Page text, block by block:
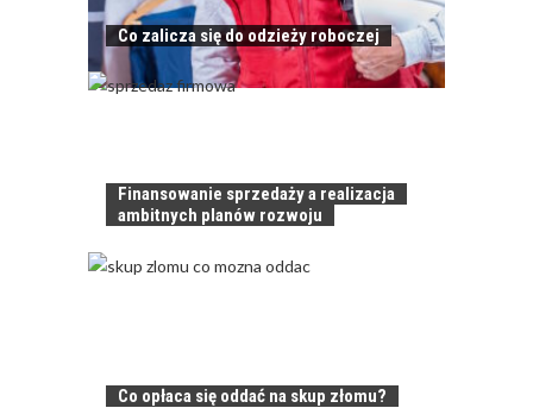
Co zalicza się do odzieży roboczej
Finansowanie sprzedaży a realizacja
ambitnych planów rozwoju
Co opłaca się oddać na skup złomu?